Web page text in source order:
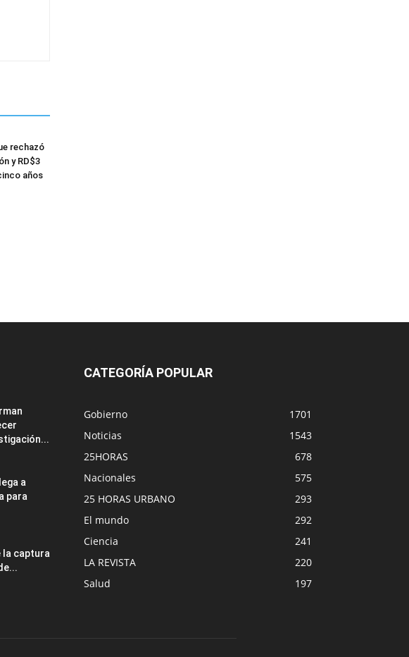
rechazó
y RD$3
años
a
para
la captura
CATEGORÍA POPULAR
Gobierno
1701
Noticias
1543
25HORAS
678
Nacionales
575
25 HORAS URBANO
293
El mundo
292
Ciencia
241
LA REVISTA
220
Salud
197